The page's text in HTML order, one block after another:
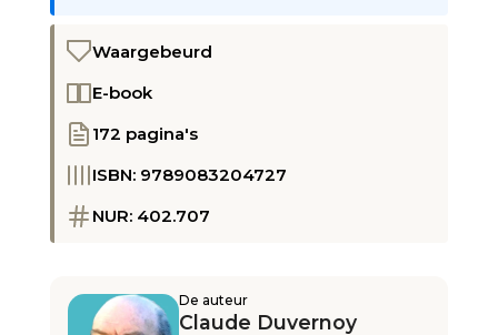
Waargebeurd
E-book
172 pagina's
ISBN: 9789083204727
NUR: 402.707
De auteur
Claude Duvernoy